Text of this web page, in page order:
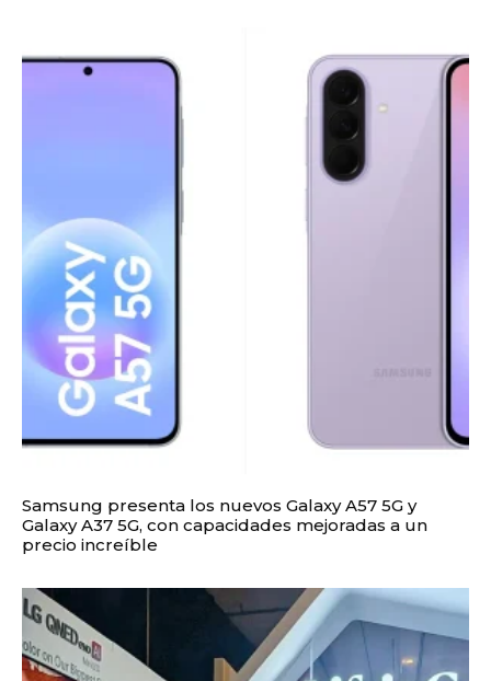
Samsung presenta los nuevos Galaxy A57 5G y
Galaxy A37 5G, con capacidades mejoradas a un
precio increíble